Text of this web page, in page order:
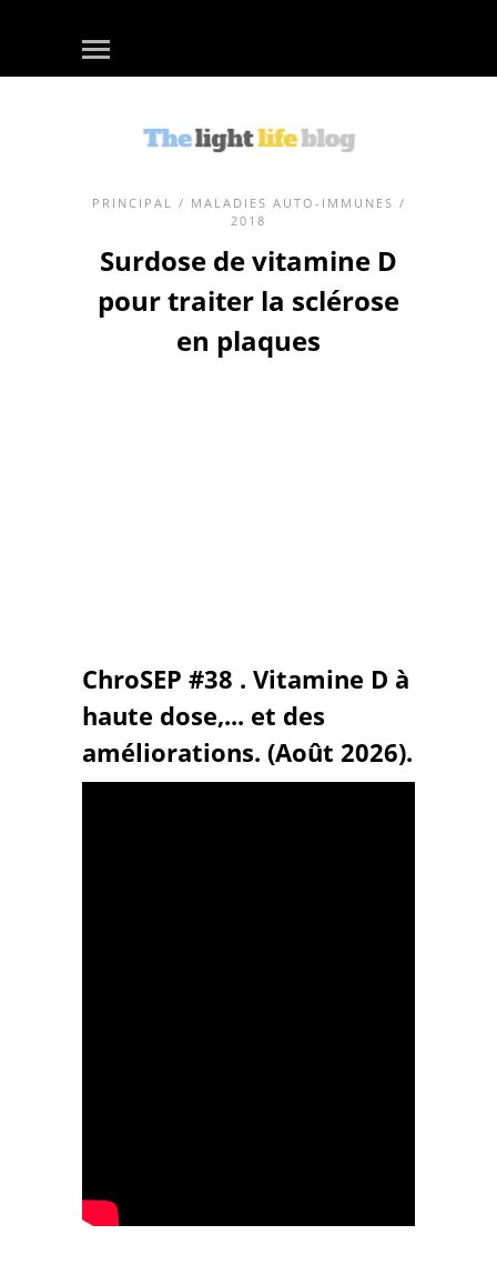
PRINCIPAL / MALADIES AUTO-IMMUNES /
2018
Surdose de vitamine D
pour traiter la sclérose
en plaques
ChroSEP #38 . Vitamine D à
haute dose,... et des
améliorations. (Août 2026).